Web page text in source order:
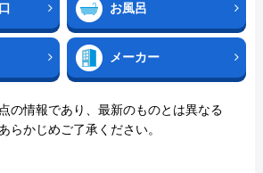
お風呂
メーカー
の情報であり、最新のものとは異なる
らかじめご了承ください。